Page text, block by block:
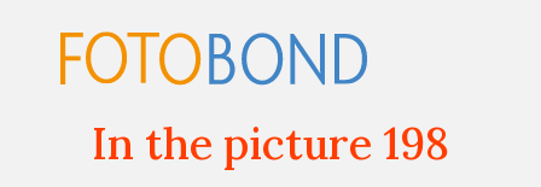
In the picture 198